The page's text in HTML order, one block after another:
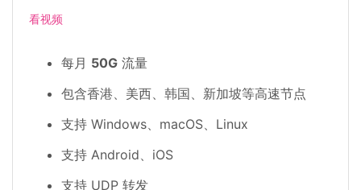
看视频
每月 50G 流量
包含香港、美西、韩国、新加坡等高速节点
支持 Windows、macOS、Linux
支持 Android、iOS
支持 UDP 转发